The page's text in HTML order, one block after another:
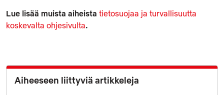
Lue lisää muista aiheista tietosuojaa ja turvallisuutta
koskevalta ohjesivulta.
Aiheeseen liittyviä artikkeleja